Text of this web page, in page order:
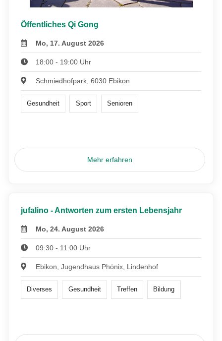
Öffentliches Qi Gong
Mo, 17. August 2026
18:00 - 19:00 Uhr
Schmiedhofpark, 6030 Ebikon
Gesundheit Sport Senioren
Mehr erfahren
jufalino - Antworten zum ersten Lebensjahr
Mo, 24. August 2026
09:30 - 11:00 Uhr
Ebikon, Jugendhaus Phönix, Lindenhof
Diverses Gesundheit Treffen Bildung